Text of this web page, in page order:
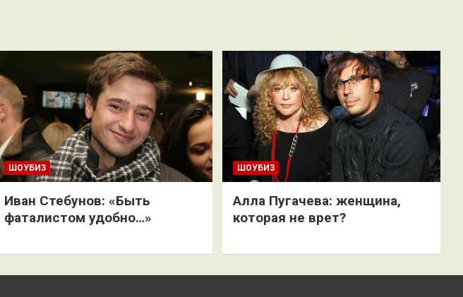
ШОУБИЗ
Иван Стебунов: «Быть
фаталистом удобно…»
ШОУБИЗ
Алла Пугачева: женщина,
которая не врет?